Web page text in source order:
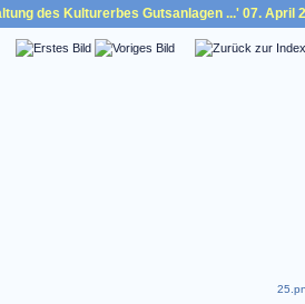
des Kulturerbes Gutsanlagen ...' 07. April